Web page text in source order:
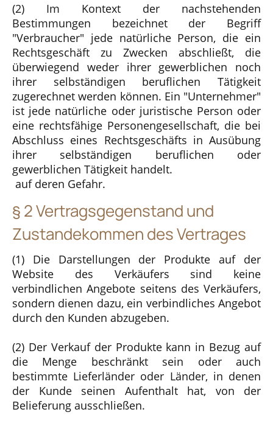
(2) Im Kontext der nachstehenden
Bestimmungen bezeichnet der Begriff
"Verbraucher" jede natürliche Person, die ein
Rechtsgeschäft zu Zwecken abschließt, die
überwiegend weder ihrer gewerblichen noch
ihrer selbständigen beruflichen Tätigkeit
zugerechnet werden können. Ein "Unternehmer"
ist jede natürliche oder juristische Person oder
eine rechtsfähige Personengesellschaft, die bei
Abschluss eines Rechtsgeschäfts in Ausübung
ihrer selbständigen beruflichen oder
gewerblichen Tätigkeit handelt.
auf deren Gefahr.
§ 2 Vertragsgegenstand und
Zustandekommen des Vertrages
(1) Die Darstellungen der Produkte auf der
Website des Verkäufers sind keine
verbindlichen Angebote seitens des Verkäufers,
sondern dienen dazu, ein verbindliches Angebot
durch den Kunden abzugeben.
(2) Der Verkauf der Produkte kann in Bezug auf
die Menge beschränkt sein oder auch
bestimmte Lieferländer oder Länder, in denen
der Kunde seinen Aufenthalt hat, von der
Belieferung ausschließen.